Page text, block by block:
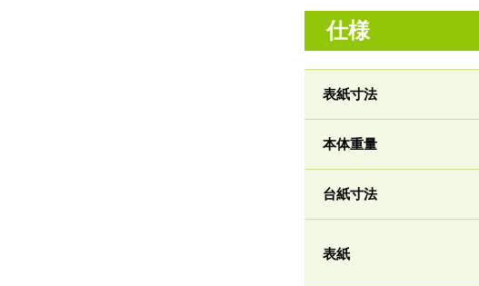
仕様
表紙寸法
本体重量
台紙寸法
表紙